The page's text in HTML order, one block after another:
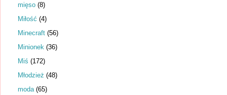
mięso (8)
Miłość (4)
Minecraft (56)
Minionek (36)
Miś (172)
Młodzież (48)
moda (65)